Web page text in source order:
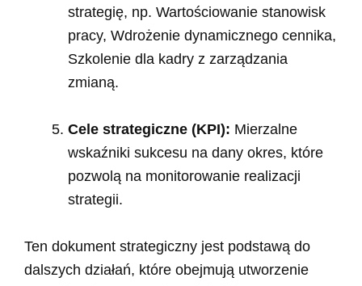
strategię, np. Wartościowanie stanowisk
pracy, Wdrożenie dynamicznego cennika,
Szkolenie dla kadry z zarządzania
zmianą.
Cele strategiczne (KPI): Mierzalne
wskaźniki sukcesu na dany okres, które
pozwolą na monitorowanie realizacji
strategii.
Ten dokument strategiczny jest podstawą do
dalszych działań, które obejmują utworzenie